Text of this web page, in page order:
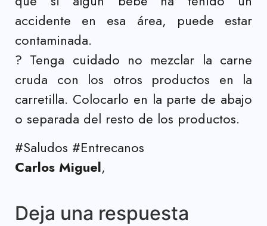
accidente en esa área, puede estar
contaminada.
? Tenga cuidado no mezclar la carne
cruda con los otros productos en la
carretilla. Colocarlo en la parte de abajo
o separada del resto de los productos.
#Saludos #Entrecanos
Carlos Miguel,
Deja una respuesta